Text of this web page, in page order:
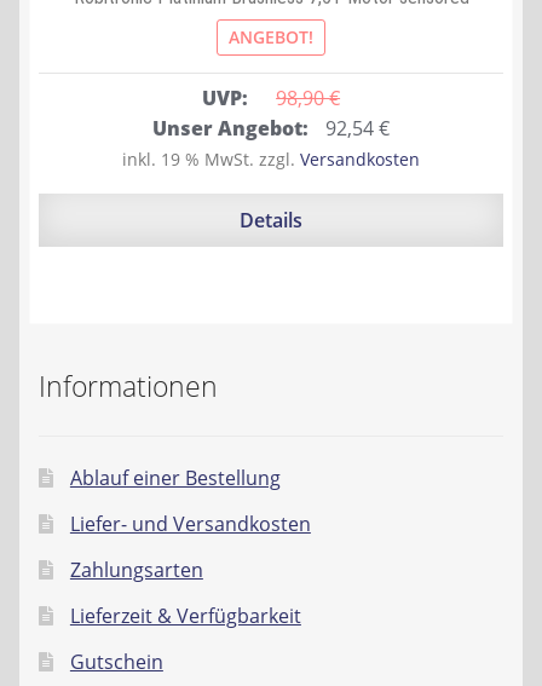
ANGEBOT!
UVP: 98,90 €
Ursprünglicher
Preis
war:
Unser Angebot: 92,54€Aktueller
Preis
ist:
inkl. 19 % MwSt. zzgl. Versandkosten
Details
Informationen
Ablauf einer Bestellung
Liefer- und Versandkosten
Zahlungsarten
Lieferzeit & Verfügbarkeit
Gutschein